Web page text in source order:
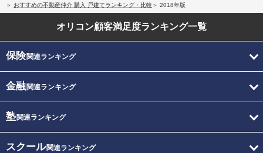
おすすめの不動産仲介 購入 戸建てランキング・比較
2018年版
オリコン顧客満足度ランキング一覧
保険関連ランキング
金融関連ランキング
塾関連ランキング
スクール関連ランキング